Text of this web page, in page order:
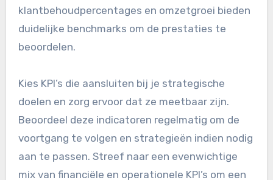
klantbehoudpercentages en omzetgroei bieden
duidelijke benchmarks om de prestaties te
beoordelen.
Kies KPI’s die aansluiten bij je strategische
doelen en zorg ervoor dat ze meetbaar zijn.
Beoordeel deze indicatoren regelmatig om de
voortgang te volgen en strategieën indien nodig
aan te passen. Streef naar een evenwichtige
mix van financiële en operationele KPI’s om een